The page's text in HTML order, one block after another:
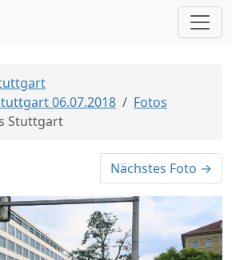
06.07.2018
Fotos
Stuttgart
Nächstes Foto →